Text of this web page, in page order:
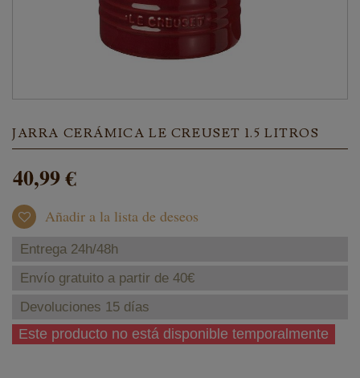
JARRA CERÁMICA LE CREUSET 1.5 LITROS
40,99 €
Añadir a la lista de deseos
Entrega 24h/48h
Envío gratuito a partir de 40€
Devoluciones 15 días
Este producto no está disponible temporalmente